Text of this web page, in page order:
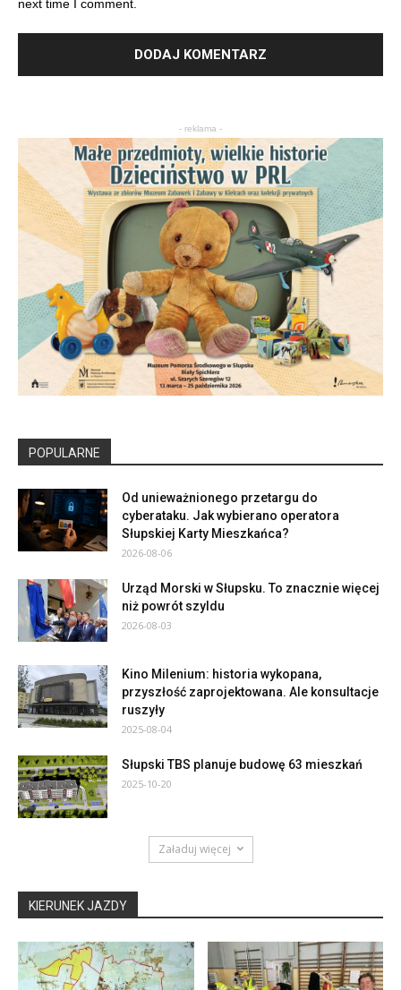
next time I comment.
- reklama -
POPULARNE
Od unieważnionego przetargu do
cyberataku. Jak wybierano operatora
Słupskiej Karty Mieszkańca?
2026-08-06
Urząd Morski w Słupsku. To znacznie więcej
niż powrót szyldu
2026-08-03
Kino Milenium: historia wykopana,
przyszłość zaprojektowana. Ale konsultacje
ruszyły
2025-08-04
Słupski TBS planuje budowę 63 mieszkań
2025-10-20
Załaduj więcej
KIERUNEK JAZDY